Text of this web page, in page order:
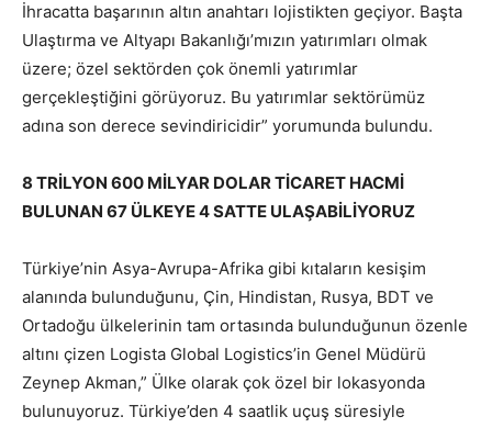
İhracatta başarının altın anahtarı lojistikten geçiyor. Başta
Ulaştırma ve Altyapı Bakanlığı’mızın yatırımları olmak
üzere; özel sektörden çok önemli yatırımlar
gerçekleştiğini görüyoruz. Bu yatırımlar sektörümüz
adına son derece sevindiricidir” yorumunda bulundu.
8 TRİLYON 600 MİLYAR DOLAR TİCARET HACMİ
BULUNAN 67 ÜLKEYE 4 SATTE ULAŞABİLİYORUZ
Türkiye’nin Asya-Avrupa-Afrika gibi kıtaların kesişim
alanında bulunduğunu, Çin, Hindistan, Rusya, BDT ve
Ortadoğu ülkelerinin tam ortasında bulunduğunun özenle
altını çizen Logista Global Logistics’in Genel Müdürü
Zeynep Akman,” Ülke olarak çok özel bir lokasyonda
bulunuyoruz. Türkiye’den 4 saatlik uçuş süresiyle